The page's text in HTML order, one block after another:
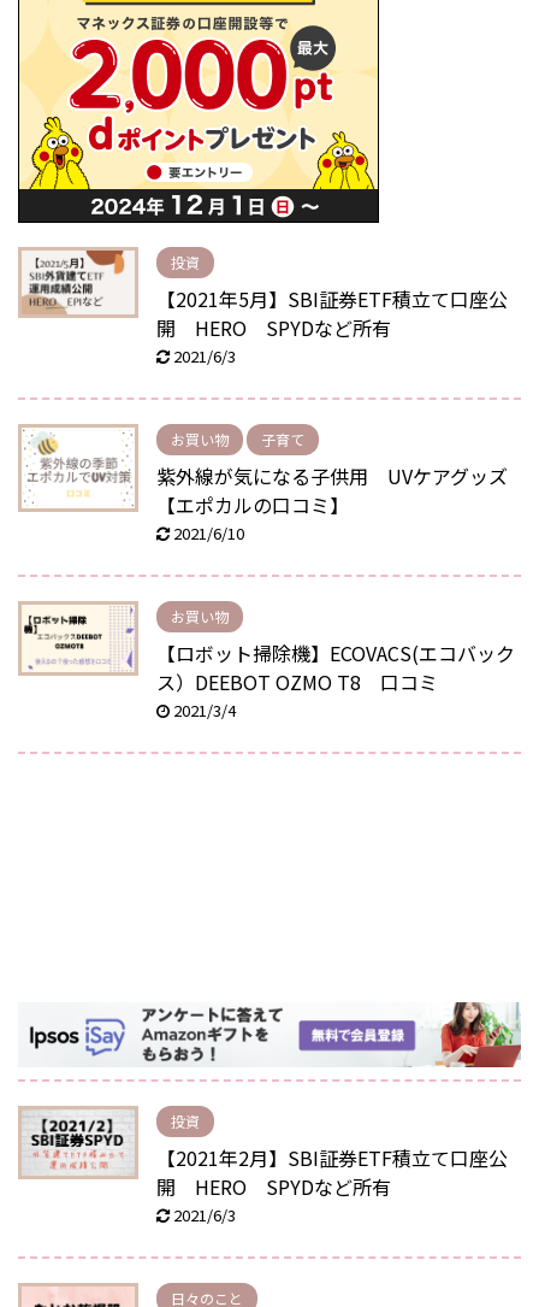
投資
【2021年5月】SBI証券ETF積立て口座公
開 HERO SPYDなど所有
2021/6/3
お買い物 子育て
紫外線が気になる子供用 UVケアグッズ
【エポカルの口コミ】
2021/6/10
お買い物
【ロボット掃除機】ECOVACS(エコバック
ス）DEEBOT OZMO T8 口コミ
2021/3/4
投資
【2021年2月】SBI証券ETF積立て口座公
開 HERO SPYDなど所有
2021/6/3
日々のこと